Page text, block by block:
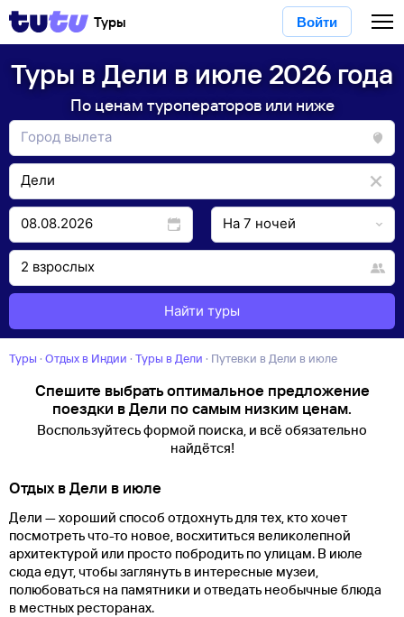
Туры Войти
Туры в Дели в июле 2026 года
По ценам туроператоров или ниже
Найти туры
Туры · Отдых в Индии · Туры в Дели · Путевки в Дели в июле
Спешите выбрать оптимальное предложение
поездки в Дели по самым низким ценам.
Воспользуйтесь формой поиска, и всё обязательно
найдётся!
Отдых в Дели в июле
Дели — хороший способ отдохнуть для тех, кто хочет
посмотреть что-то новое, восхититься великолепной
архитектурой или просто побродить по улицам. В июле
сюда едут, чтобы заглянуть в интересные музеи,
полюбоваться на памятники и отведать необычные блюда
в местных ресторанах.